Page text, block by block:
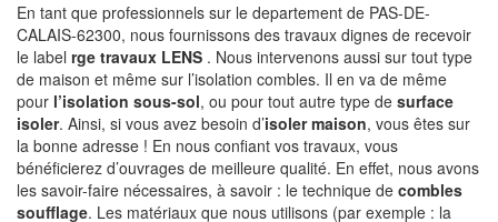
En tant que professionnels sur le departement de PAS-DE-
CALAIS-62300, nous fournissons des travaux dignes de recevoir
le label rge travaux LENS . Nous intervenons aussi sur tout type
de maison et même sur l’isolation combles. Il en va de même
pour l’isolation sous-sol, ou pour tout autre type de surface
isoler. Ainsi, si vous avez besoin d’isoler maison, vous êtes sur
la bonne adresse ! En nous confiant vos travaux, vous
bénéficierez d’ouvrages de meilleure qualité. En effet, nous avons
les savoir-faire nécessaires, à savoir : le technique de combles
soufflage. Les matériaux que nous utilisons (par exemple : la